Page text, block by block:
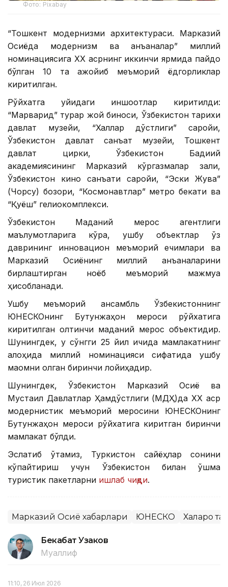
Фото: Pixabay
“Тошкент модернизми архитектураси. Марказий
Осиёда модернизм ва анъаналар” миллий
номинациясига ХХ асрнинг иккинчи ярмида пайдо
бўлган 10 та ажойиб меъморий ёдгорликлар
киритилган.
Рўйхатга қуйидаги иншоотлар киритилди:
“Марварид” турар жой биноси, Ўзбекистон тарихи
давлат музейи, “Халқлар дўстлиги” саройи,
Ўзбекистон давлат санъат музейи, Тошкент
давлат цирки, Ўзбекистон Бадиий
академиясининг Марказий кўргазмалар зали,
Ўзбекистон кино санъати саройи, “Эски Жува”
(Чорсу) бозори, “Космонавтлар” метро бекати ва
“Қуёш” гелиокомплекси.
Ўзбекистон Маданий мерос агентлиги
маълумотларига кўра, ушбу объектлар ўз
даврининг инновацион меъморий ечимлари ва
Марказий Осиёнинг миллий анъаналарини
бирлаштирган ноёб меъморий мажмуа
ҳисобланади.
Ушбу меъморий ансамбль Ўзбекистоннинг
ЮНEСКОнинг Бутунжаҳон мероси рўйхатига
киритилган олтинчи маданий мерос объектидир.
Шунингдек, у сўнгги 25 йил ичида мамлакатнинг
алоҳида миллий номинацияси сифатида ушбу
мақомни олган биринчи лойиҳадир.
Шунингдек, Ўзбекистон Марказий Осиё ва
Мустақил Давлатлар Ҳамдўстлиги (МДҲ)да ХХ аср
модернистик меъморий меросини ЮНEСКОнинг
Бутунжаҳон мероси рўйхатига киритган биринчи
мамлакат бўлди.
Эслатиб ўтамиз, Туркистон сайёҳлар сонини
кўпайтириш учун Ўзбекистон билан қўшма
туристик пакетларни ишлаб чиқди.
Марказий Осиё хабарлари ЮНЕСКО Халқаро
Бекабат Узаков
Муаллиф
11:10, 26 Июл 2026